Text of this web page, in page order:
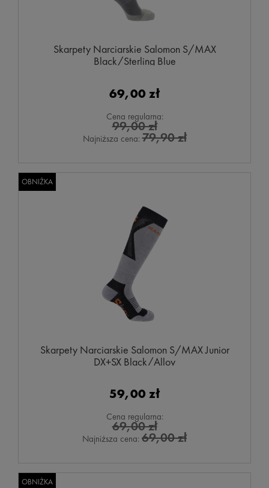
Skarpety Narciarskie Salomon S/MAX
Black/Sterling Blue
69,00 zł
Cena regularna:
99,00 zł
Najniższa cena:79,90 zł
Skarpety Narciarskie Salomon S/MAX Junior
DX+SX Black/Alloy
59,00 zł
Cena regularna:
69,00 zł
Najniższa cena: 69,00 zł
OBNIŻKA
OBNIŻKA